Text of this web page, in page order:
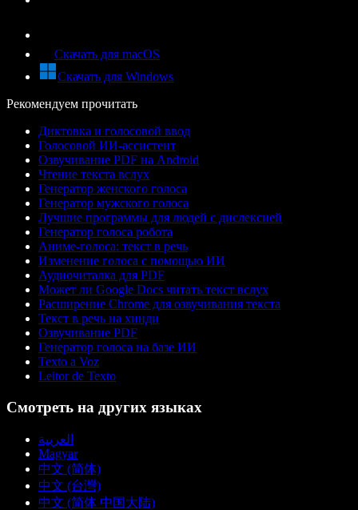
Скачать для macOS
Скачать для Windows
Рекомендуем прочитать
Диктовка и голосовой ввод
Голосовой ИИ-ассистент
Озвучивание PDF на Android
Чтение текста вслух
Генератор женского голоса
Генератор мужского голоса
Лучшие программы для людей с дислексией
Генератор голоса робота
Аниме-голоса: текст в речь
Изменение голоса с помощью ИИ
Аудиочиталка для PDF
Может ли Google Docs читать текст вслух
Расширение Chrome для озвучивания текста
Текст в речь на хинди
Озвучивание PDF
Генератор голоса на базе ИИ
Texto a Voz
Leitor de Texto
Смотреть на других языках
العربية
Magyar
中文 (简体)
中文 (台灣)
中文 (简体 中国大陆)